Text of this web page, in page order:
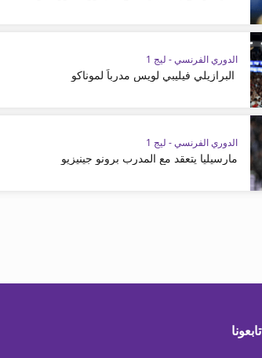
الدوري الفرنسي - ليج 1
البرازيلي فيليبي لويس مدرباً لموناكو
الدوري الفرنسي - ليج 1
مارسيليا يتعقد مع المدرب برونو جينيزيو
تابعونا